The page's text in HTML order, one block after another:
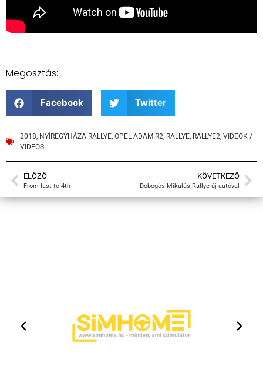
Megosztás:
Facebook Twitter
2018 NYÍREGYHÁZA RALLYE OPEL ADAM R2 RALLYE RALLYE2 VIDEÓK /
VIDEOS
ELŐZŐ
From last to 4th
KÖVETKEZŐ
Dobogós Mikulás Rallye új autóval